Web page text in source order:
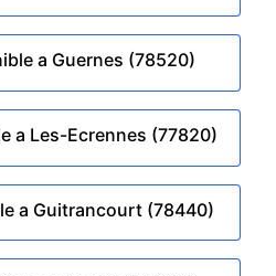
a Guernes (78520)
a Les-Ecrennes (77820)
a Guitrancourt (78440)